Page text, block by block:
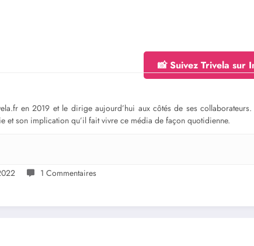
📸 Suivez Trivela sur
en 2019 et le dirige aujourd’hui aux côtés de ses
et son implication qu’il fait vivre ce média de façon quotidienne.
1 Commentaires